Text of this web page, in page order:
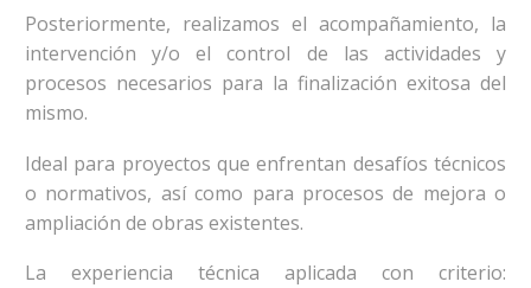
Posteriormente, realizamos el acompañamiento, la
intervención y/o el control de las actividades y
procesos necesarios para la finalización exitosa del
mismo.
Ideal para proyectos que enfrentan desafíos técnicos
o normativos, así como para procesos de mejora o
ampliación de obras existentes.
La experiencia técnica aplicada con criterio: